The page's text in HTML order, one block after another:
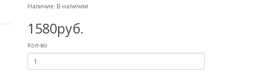
Наличие: В наличии
1580руб.
Кол-во